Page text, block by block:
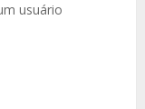
usuário